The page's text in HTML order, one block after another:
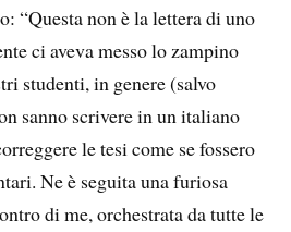
“Questa non è la lettera di uno
ci aveva messo lo zampino
studenti, in genere (salvo
sanno scrivere in un italiano
le tesi come se fossero
Ne è seguita una furiosa
di me, orchestrata da tutte le